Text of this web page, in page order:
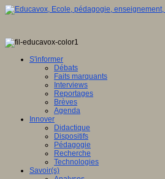
S'informer
Débats
Faits marquants
Interviews
Reportages
Brèves
Agenda
Innover
Didactique
Dispositifs
Pédagogie
Recherche
Technologies
Savoir(s)